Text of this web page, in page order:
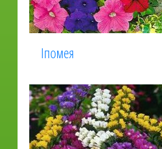
Іпомея